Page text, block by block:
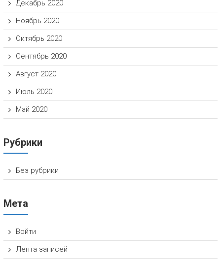
Декабрь 2020
Ноябрь 2020
Октябрь 2020
Сентябрь 2020
Август 2020
Июль 2020
Май 2020
Рубрики
Без рубрики
Мета
Войти
Лента записей